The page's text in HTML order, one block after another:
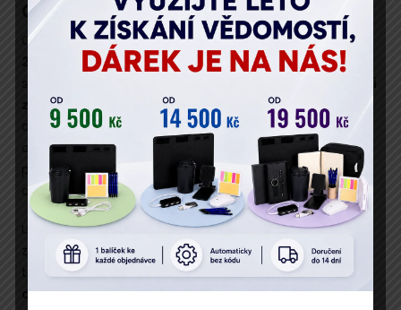
Cíl živého vysílání
Cílem živého vysílání:Zaměstnávání cizinců v roce
2026: Nehlášená práce i zbrusu nový zákon je
zaměstnavatele
vůči úřadu práce a dalším institucím,
a předejít tak sankcím za jejich nedodržení. Po
absolvování tohoto školení vaše společnost bez
problémů splní veškeré povinnosti při zaměstnávání
cizinců, a vyvaruje se tak riziku sankcí.
Ukážeme si, jaké předpisy je nutné dodržovat při
zaměstnávání nejen občanů EU, ale i cizinců z tzv.
třetích zemí. Zaměříme se na
pracovněprávní
aspekty, stejně jako naodvodové povinnostivůči